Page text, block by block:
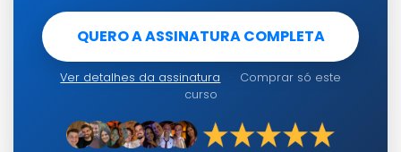
QUERO A ASSINATURA COMPLETA
Ver detalhes da assinatura ·
Comprar só este
curso